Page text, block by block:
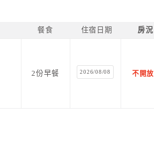
息的狀觀場面；
，提供各式自助美食餐飲。
餐食 住宿日期 房況
2份早餐 2026/08/08 不開放